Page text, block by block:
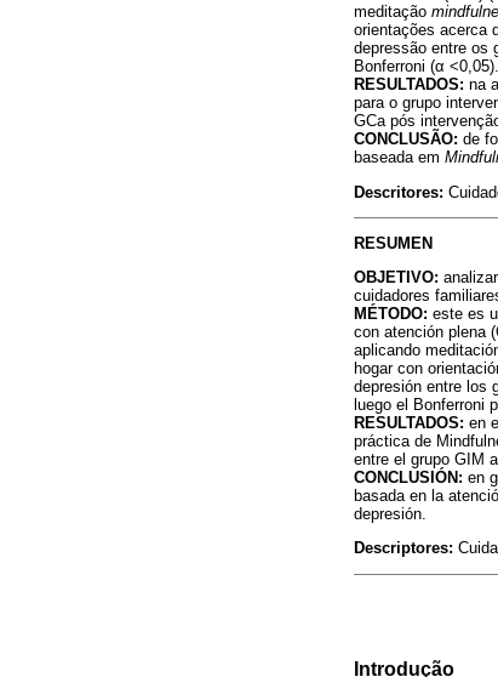
meditação
orientações acerca
depressão entre os
Bonferroni (α <0,05).
RESULTADOS: na
para o grupo
GCa pós
CONCLUSÃO: de
baseada em
Descritores:
RESUMEN
OBJETIVO:
cuidadores
MÉTODO: este es
con atención plena
aplicando
hogar con
depresión entre los
luego el Bonferroni
RESULTADOS: en
práctica de
entre el grupo GIM
CONCLUSIÓN: en
basada en la
depresión.
Descriptores:
Introdução